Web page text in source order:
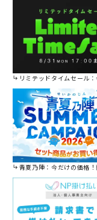
リミテッドタイムセール：今だけの
青夏乃陣：今だけの価格！商品限定セー